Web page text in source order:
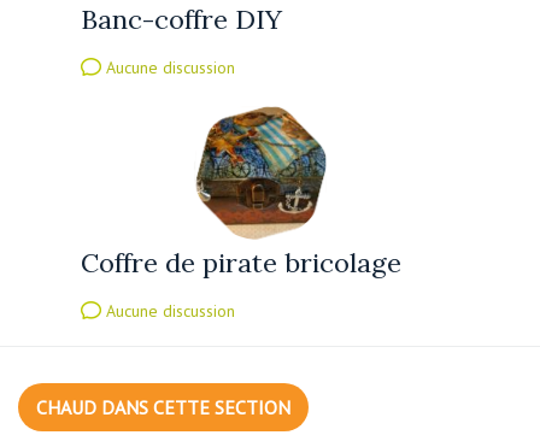
Banc-coffre DIY
Aucune discussion
Coffre de pirate bricolage
Aucune discussion
CHAUD DANS CETTE SECTION